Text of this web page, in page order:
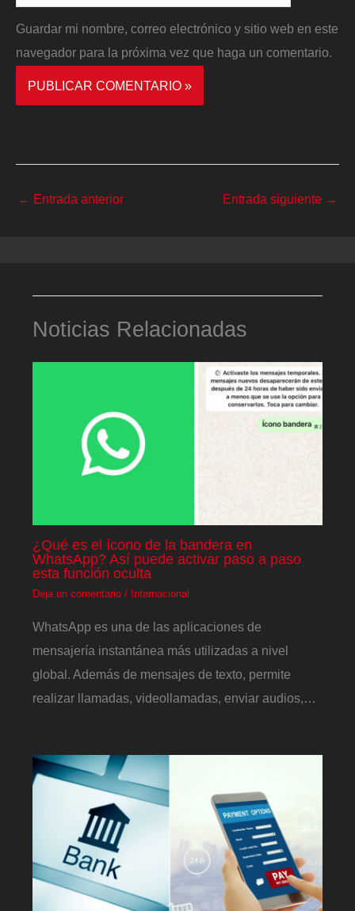
Guardar mi nombre, correo electrónico y sitio web en este
navegador para la próxima vez que haga un comentario.
← Entrada anterior Entrada siguiente →
Noticias Relacionadas
¿Qué es el ícono de la bandera en
WhatsApp? Así puede activar paso a paso
esta función oculta
Deja un comentario / Internacional
WhatsApp es una de las aplicaciones de
mensajería instantánea más utilizadas a nivel
global. Además de mensajes de texto, permite
realizar llamadas, videollamadas, enviar audios,…